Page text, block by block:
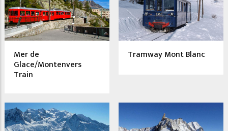
Mer de
Glace/Montenvers
Train
Tramway Mont Blanc